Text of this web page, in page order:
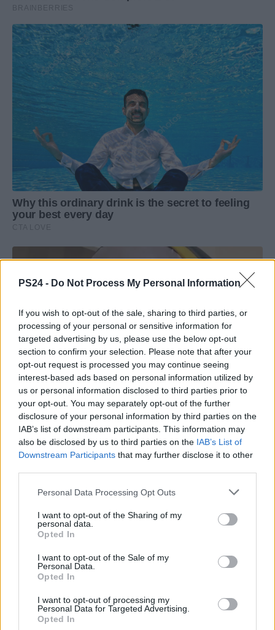
PS24 - Do Not Process My Personal Information
If you wish to opt-out of the sale, sharing to third parties, or
processing of your personal or sensitive information for
targeted advertising by us, please use the below opt-out
section to confirm your selection. Please note that after your
opt-out request is processed you may continue seeing
interest-based ads based on personal information utilized by
us or personal information disclosed to third parties prior to
your opt-out. You may separately opt-out of the further
disclosure of your personal information by third parties on the
IAB’s list of downstream participants. This information may
also be disclosed by us to third parties on the IAB’s List of
Downstream Participants that may further disclose it to other
Personal Data Processing Opt Outs
I want to opt-out of the Sharing of my
personal data.
Opted In
I want to opt-out of the Sale of my
Personal Data.
Opted In
I want to opt-out of processing my
Personal Data for Targeted Advertising.
Opted In